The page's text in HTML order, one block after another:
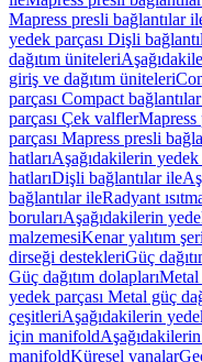
Mapress presli bağlantılar
yedek parçası Dişli
dağıtım üniteleri
giriş ve dağıtım üniteleri
parçası Compact
parçası Çek valflerMapress
parçası Mapress presli
hatlarıAşağıdakilerin yedek
hatlarıDişli bağlantılar ile
bağlantılar ileRadyant
borularıAşağıdakilerin
malzemesiKenar yalıtım
dirseği destekleriGüç
Güç dağıtım dolaplarıMetal
yedek parçası Metal güç
çeşitleriAşağıdakilerin
için manifold
manifoldKüresel vanalar